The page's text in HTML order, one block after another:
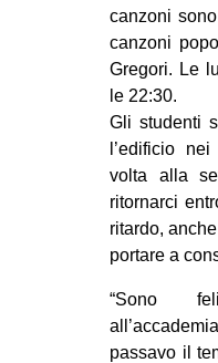
canzoni
canzoni
Gregori. Le
le 22:30.
Gli studenti
l’edificio
volta alla
ritornarci
ritardo,
portare a
“Sono
passavo il